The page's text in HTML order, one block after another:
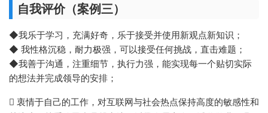
自我评价（案例三）
◆我乐于学习，充满好奇，乐于接受并使用新观点新知识；
◆ 我性格沉稳，耐力极强，可以接受任何挑战，直击难题；
◆我善于沟通，注重细节，执行力强，能实现每一个贴切实际
的想法并完成领导的安排；
 衷情于自己的工作，对互联网与社会热点保持高度的敏感性和